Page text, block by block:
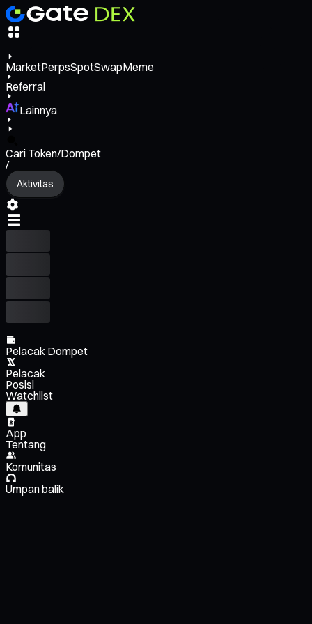
MarketPerpsSpotSwapMeme
Referral
Lainnya
Cari Token/Dompet
/
Aktivitas
Pelacak Dompet
Pelacak
Posisi
Watchlist
App
Tentang
Komunitas
Umpan balik